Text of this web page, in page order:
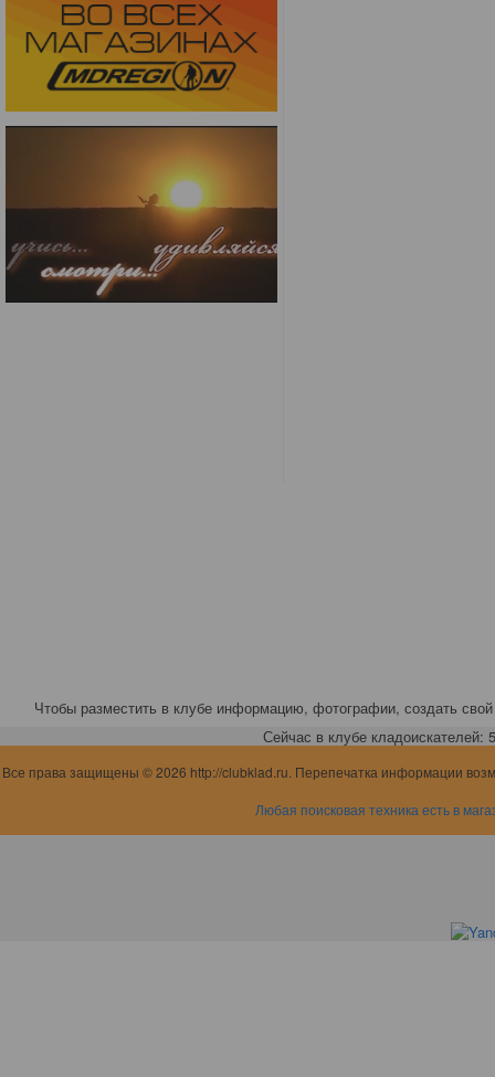
Чтобы разместить в клубе информацию, фотографии, создать свой
Сейчас в клубе кладоискателей:
Все права защищены © 2026 http://clubklad.ru. Перепечатка информации
Любая поисковая техника есть в